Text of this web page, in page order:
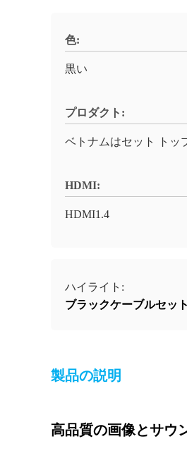
色:
黒い
プロダクト:
ベトナムはセット トッ
HDMI:
HDMI1.4
ハイライト:
ブラックケーブルセッ
製品の説明
高品質の画像とサウ